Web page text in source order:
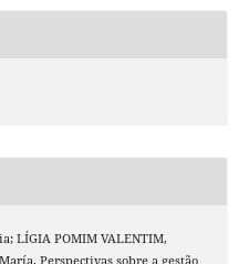
LÍGIA POMIM VALENTIM,